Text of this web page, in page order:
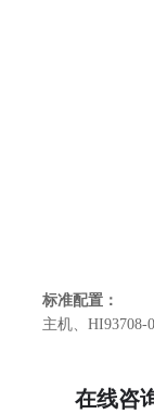
标准配置：
主机、HI93708-
在线咨